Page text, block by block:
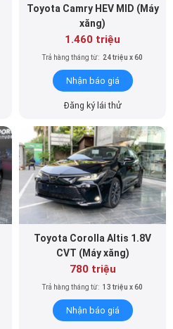
Toyota Camry HEV MID (Máy
xăng)
1.460 triệu
Trả hàng tháng từ: 24 triệu x 60
Nhận báo giá
Đăng ký lái thử
Toyota Corolla Altis 1.8V
CVT (Máy xăng)
780 triệu
Trả hàng tháng từ: 13 triệu x 60
Nhận báo giá